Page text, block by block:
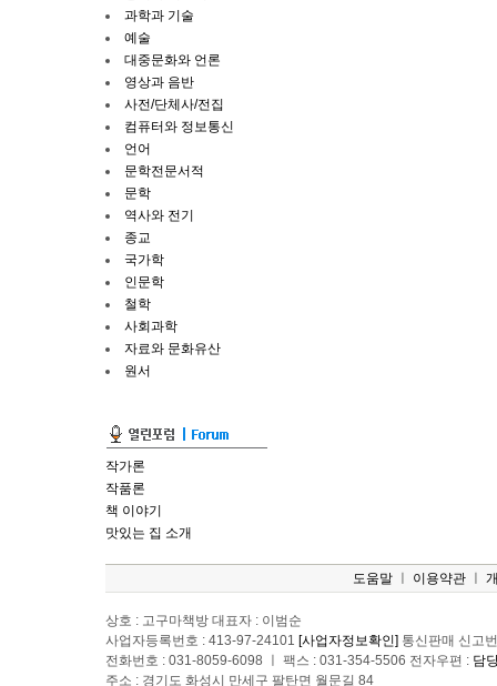
과학과 기술
예술
대중문화와 언론
영상과 음반
사전/단체사/전집
컴퓨터와 정보통신
언어
문학전문서적
문학
역사와 전기
종교
국가학
인문학
철학
사회과학
자료와 문화유산
원서
작가론
작품론
책 이야기
맛있는 집 소개
도움말ㅣ 이용약관ㅣ
상호 : 고구마책방 대표자 : 이범순
사업자등록번호 : 413-97-24101 [사업자정보확인] 통신판매 신고
전화번호 : 031-8059-6098 ㅣ 팩스 : 031-354-5506 전자우편 : 담
주소 : 경기도 화성시 만세구 팔탄면 월문길 84